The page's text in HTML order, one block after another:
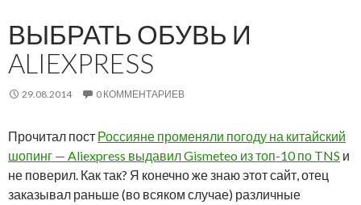
ВЫБРАТЬ ОБУВЬ И
ALIEXPRESS
29.08.2014 0 КОММЕНТАРИЕВ
Прочитал пост Россияне променяли погоду на китайский
шопинг — Aliexpress выдавил Gismeteo из топ-10 по TNS и
не поверил. Как так? Я конечно же знаю этот сайт, отец
заказывал раньше (во всяком случае) различные